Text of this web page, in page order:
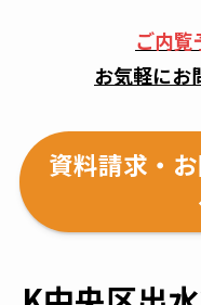
ご内覧
お気軽にお
資料請求・